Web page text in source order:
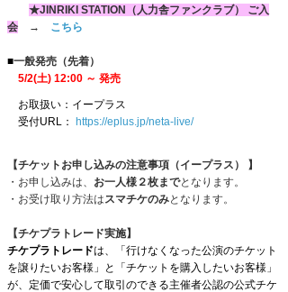
★JINRIKI STATION（人力舎ファンクラブ） ご入
会 → こちら
■一般発売（先着）
5/2(土) 12:00 ～ 発売
お取扱い：イープラス
受付URL：
https://eplus.jp/neta-live/
【チケットお申し込みの注意事項（イープラス） 】
・お申し込みは、 お一人様２枚までとなります。
・お受け取り方法はスマチケのみとなります。
【チケプラトレード実施】
チケプラトレードは、「行けなくなった公演のチケット
を譲りたいお客様」と「チケットを購入したいお客様」
が、定価で安心して取引のできる主催者公認の公式チケ